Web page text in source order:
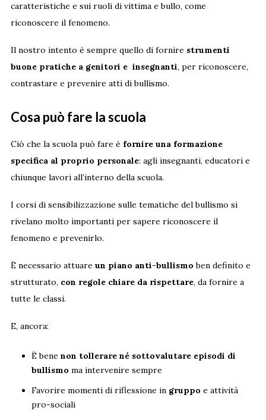
caratteristiche e sui ruoli di vittima e bullo, come
riconoscere il fenomeno.
Il nostro intento è sempre quello di fornire strumenti
buone pratiche a genitori e insegnanti, per riconoscere,
contrastare e prevenire atti di bullismo.
Cosa può fare la scuola
Ciò che la scuola può fare è fornire una formazione
specifica al proprio personale: agli insegnanti, educatori e
chiunque lavori all’interno della scuola.
I corsi di sensibilizzazione sulle tematiche del bullismo si
rivelano molto importanti per sapere riconoscere il
fenomeno e prevenirlo.
È necessario attuare un piano anti-bullismo ben definito e
strutturato, con regole chiare da rispettare, da fornire a
tutte le classi.
E, ancora:
È bene non tollerare né sottovalutare episodi di
bullismo ma intervenire sempre
Favorire momenti di riflessione in gruppo e attività
pro-sociali